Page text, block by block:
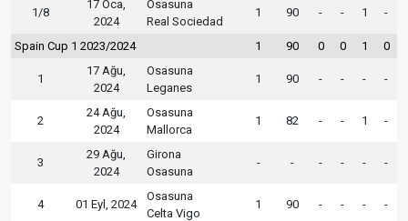
1/8
17 Oca,
2024
Osasuna
Real Sociedad
1 90 - - 1 -
Spain Cup 1 2023/2024 1 90 0 0 1 0
1
17 Ağu,
2024
Osasuna
Leganes
1 90 - - - -
2
24 Ağu,
2024
Osasuna
Mallorca
1 82 - - 1 -
3
29 Ağu,
2024
Girona
Osasuna
- - - - - -
4 01 Eyl, 2024
Osasuna
Celta Vigo
1 90 - - - -